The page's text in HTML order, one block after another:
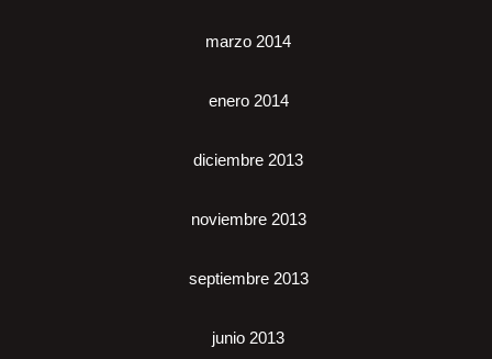
marzo 2014
enero 2014
diciembre 2013
noviembre 2013
septiembre 2013
junio 2013